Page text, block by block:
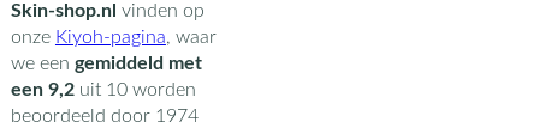
Skin-shop.nl vinden op
onze Kiyoh-pagina, waar
we een gemiddeld met
een 9,2uit 10worden
beoordeeld door 1974